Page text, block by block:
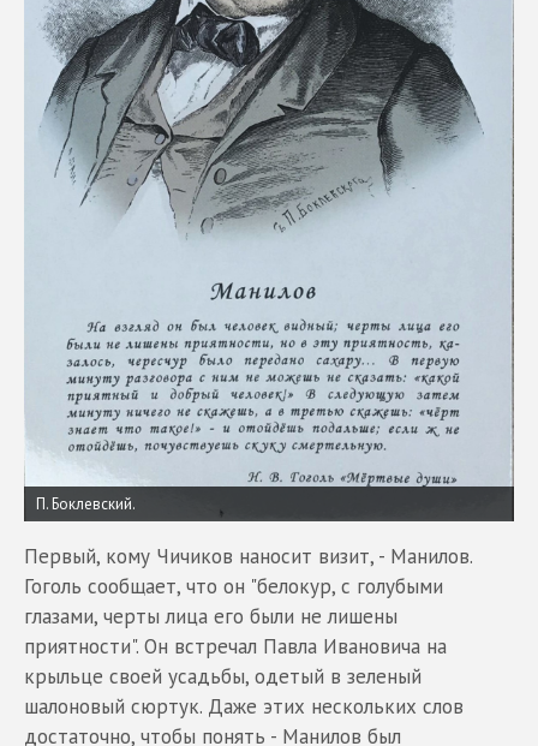
П. Боклевский.
Первый, кому Чичиков наносит визит, - Манилов.
Гоголь сообщает, что он "белокур, с голубыми
глазами, черты лица его были не лишены
приятности". Он встречал Павла Ивановича на
крыльце своей усадьбы, одетый в зеленый
шалоновый сюртук. Даже этих нескольких слов
достаточно, чтобы понять - Манилов был